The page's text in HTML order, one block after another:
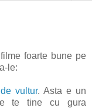
foarte bune pe
le:
vultur. Asta e un
te tine cu gura